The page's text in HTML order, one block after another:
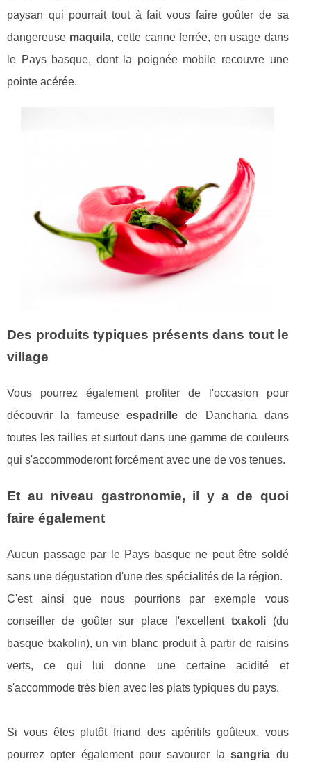
paysan qui pourrait tout à fait vous faire goûter de sa
dangereuse maquila, cette canne ferrée, en usage dans
le Pays basque, dont la poignée mobile recouvre une
pointe acérée.
Des produits typiques présents dans tout le
village
Vous pourrez également profiter de l'occasion pour
découvrir la fameuseespadrille de Dancharia dans
toutes les tailles et surtout dans une gamme de couleurs
qui s'accommoderont forcément avec une de vos tenues.
Et au niveau gastronomie, il y a de quoi
faire également
Aucun passage par le Pays basque ne peut être soldé
sans une dégustation d'une des spécialités de la région.
C'est ainsi que nous pourrions par exemple vous
conseiller de goûter sur place l'excellent txakoli(du
basque txakolin), un vin blanc produit à partir de raisins
verts, ce qui lui donne une certaine acidité et
s'accommode très bien avec les plats typiques du pays.
Si vous êtes plutôt friand des apéritifs goûteux, vous
pourrez opter également pour savourer lasangria du